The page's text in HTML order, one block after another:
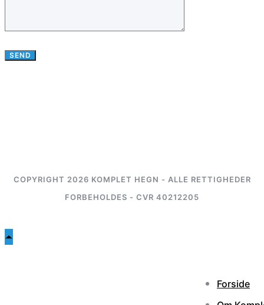
COPYRIGHT 2026 KOMPLET HEGN - ALLE RETTIGHEDER
FORBEHOLDES - CVR 40212205
Forside